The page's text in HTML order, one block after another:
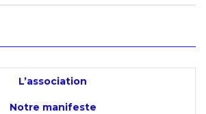
L’association
Notre manifeste